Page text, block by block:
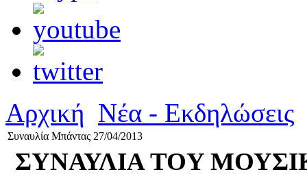
Αρχική Νέα - Εκδηλώσεις
Συναυλία Μπάντας 27/04/2013
ΣΥΝΑΥΛΙΑ TOY